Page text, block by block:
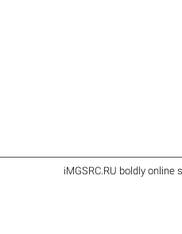
iMGSRC.RU boldly online